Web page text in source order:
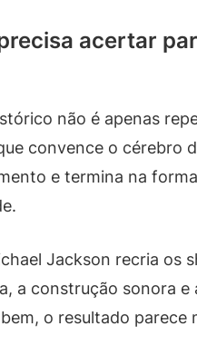
acertar
não é apenas
convence o cérebro
e termina na
Jackson recria os
a construção sonora e
o resultado parece